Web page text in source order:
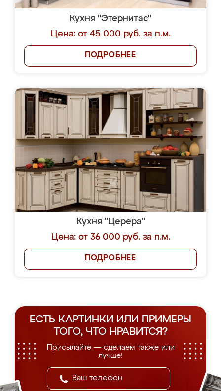
Кухня "Этернитас"
Цена: от 45 000 руб. за п.м.
ПОДРОБНЕЕ
Кухня "Церера"
Цена: от 36 000 руб. за п.м.
ПОДРОБНЕЕ
ЕСТЬ КАРТИНКИ ИЛИ ПРИМЕРЫ
ТОГО, ЧТО НРАВИТСЯ?
Присылайте — сделаем также или
лучше!